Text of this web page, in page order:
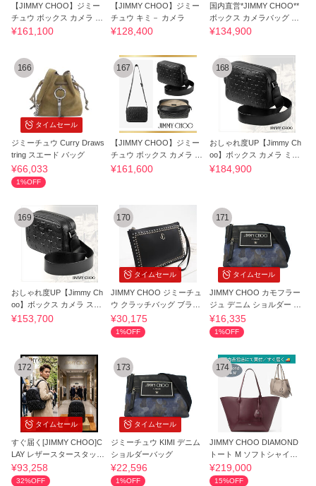
【JIMMY CHOO】ジミー
チュウ ボックス カメラ ミ
ディアム
¥161,100
【JIMMY CHOO】ジミー
チュウ キミ－ カメラ
¥128,400
国内直営*JIMMY CHOO**
ボックス カメラバッグ ス
モール ブラック
¥134,900
タイムセール
166
ジミーチュウ Curry Draws
tring スエード バッグ
¥66,033
1%OFF
167
【JIMMY CHOO】ジミー
チュウ ボックス カメラ ミ
ディアム
¥161,600
168
おしゃれ度UP【Jimmy Ch
oo】ボックス カメラ ミデ
ィアム
¥184,900
169
おしゃれ度UP【Jimmy Ch
oo】ボックス カメラ スモ
ール
¥153,700
タイムセール
170
JIMMY CHOO ジミーチュ
ウ クラッチバッグ ブラッ
ク カーフレザー
¥30,175
1%OFF
タイムセール
171
JIMMY CHOO カモフラー
ジュ デニム ショルダー KI
MI-CDJ-0097
¥16,335
1%OFF
タイムセール
172
すぐ届く[JIMMY CHOO]C
LAY レザースタースタッズ
バックパック
¥93,258
32%OFF
タイムセール
173
ジミーチュウ KIMI デニム
ショルダーバッグ
¥22,596
1%OFF
174
JIMMY CHOO DIAMOND
トート M ソフトシャイニ
ー カーフ レザー
¥219,000
15%OFF